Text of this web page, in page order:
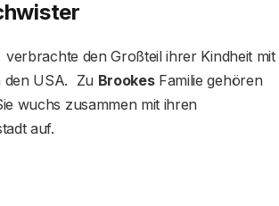
den Großteil ihrer Kindheit mit
den USA. Zu BrookesFamilie gehören
wuchs zusammen mit ihren
auf.